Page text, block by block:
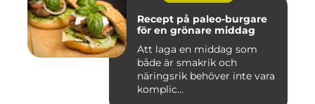
Recept på paleo-burgare
för en grönare middag
Att laga en middag som
både är smakrik och
näringsrik behöver inte vara
komplic...